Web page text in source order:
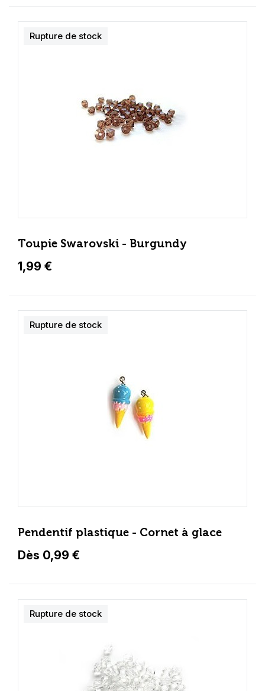
Toupie Swarovski - Burgundy
1,99 €
Rupture de stock
Pendentif plastique - Cornet à glace
Dès 0,99 €
Rupture de stock
Rupture de stock